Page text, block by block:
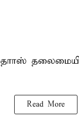
Read More